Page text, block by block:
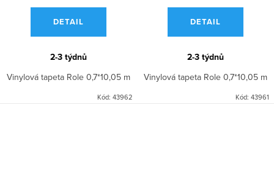
DETAIL
2-3 týdnů
Vinylová tapeta Role 0,7*10,05 m
Kód: 43962
DETAIL
2-3 týdnů
Vinylová tapeta Role 0,7*10,05 m
Kód: 43961